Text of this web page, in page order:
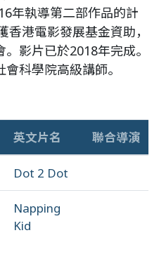
年執導第二部作品的計
港電影發展基金資助，
影片已於2018年完成。
科學院高級講師。
英文片名 聯合導演
Dot 2 Dot
Napping
Kid